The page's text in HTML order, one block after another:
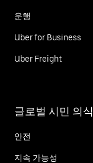
운행
Uber for Business
Uber Freight
글로벌 시민 의식
안전
지속 가능성